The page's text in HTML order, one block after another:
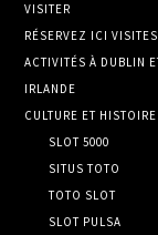
VISITER
RÉSERVEZ ICI
ACTIVITÉS À DUBLIN
IRLANDE
CULTURE ET HISTOIRE
SLOT 5000
SITUS TOTO
TOTO SLOT
SLOT PULSA